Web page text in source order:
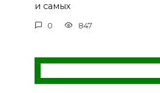
и самых
0 847